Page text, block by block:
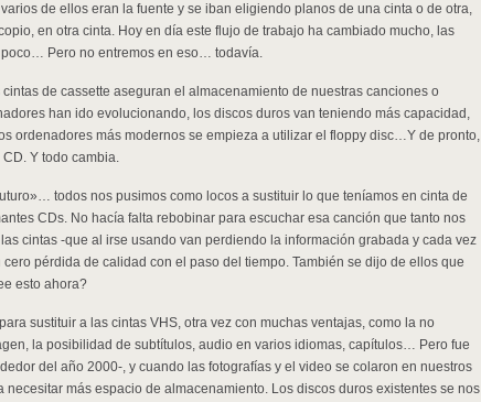
de ellos eran la fuente y se iban eligiendo planos de una cinta o de otra,
en otra cinta. Hoy en día este flujo de trabajo ha cambiado mucho, las
Pero no entremos en eso… todavía.
de cassette aseguran el almacenamiento de nuestras canciones o
han ido evolucionando, los discos duros van teniendo más capacidad,
ordenadores más modernos se empieza a utilizar el floppy disc…Y de pronto,
Y todo cambia.
todos nos pusimos como locos a sustituir lo que teníamos en cinta de
CDs. No hacía falta rebobinar para escuchar esa canción que tanto nos
cintas -que al irse usando van perdiendo la información grabada y cada vez
pérdida de calidad con el paso del tiempo. También se dijo de ellos que
esto ahora?
sustituir a las cintas VHS, otra vez con muchas ventajas, como la no
la posibilidad de subtítulos, audio en varios idiomas, capítulos… Pero fue
del año 2000-, y cuando las fotografías y el video se colaron en nuestros
más espacio de almacenamiento. Los discos duros existentes se nos